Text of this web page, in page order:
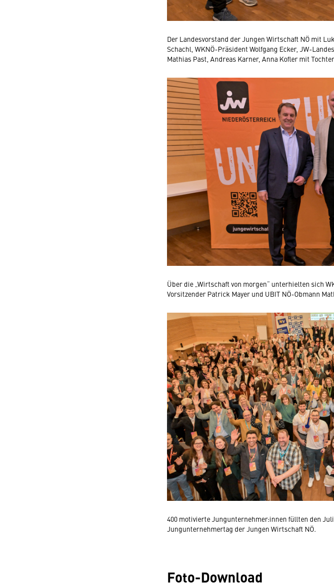
Der Landesvorstand der Jungen Wirtschaft NÖ mit
Schachl, WKNÖ-Präsident Wolfgang Ecker, JW-
Mathias Past, Andreas Karner, Anna Kofler mit
Über die „Wirtschaft von morgen“ unterhielten sich
Vorsitzender Patrick Mayer und UBIT NÖ-Obmann
400 motivierte Jungunternehmer:innen füllten den
Jungunternehmertag der Jungen Wirtschaft NÖ.
Foto-Download